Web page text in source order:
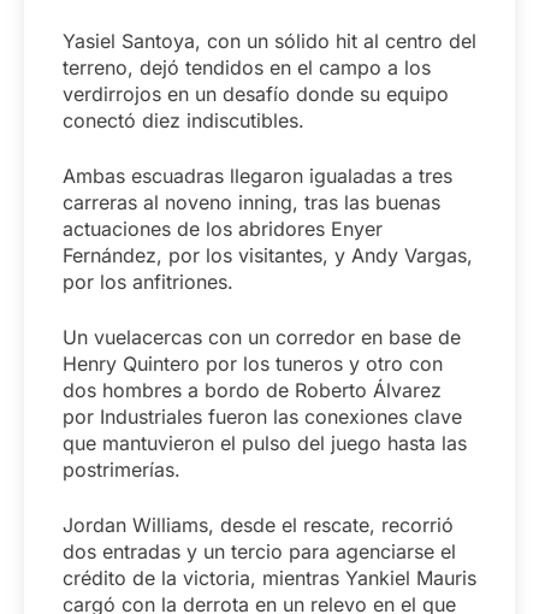
Yasiel Santoya, con un sólido hit al centro del
terreno, dejó tendidos en el campo a los
verdirrojos en un desafío donde su equipo
conectó diez indiscutibles.
Ambas escuadras llegaron igualadas a tres
carreras al noveno inning, tras las buenas
actuaciones de los abridores Enyer
Fernández, por los visitantes, y Andy Vargas,
por los anfitriones.
Un vuelacercas con un corredor en base de
Henry Quintero por los tuneros y otro con
dos hombres a bordo de Roberto Álvarez
por Industriales fueron las conexiones clave
que mantuvieron el pulso del juego hasta las
postrimerías.
Jordan Williams, desde el rescate, recorrió
dos entradas y un tercio para agenciarse el
crédito de la victoria, mientras Yankiel Mauris
cargó con la derrota en un relevo en el que